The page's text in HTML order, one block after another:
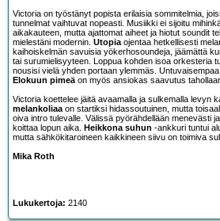
Victoria on työstänyt popista erilaisia sommitelmia,
tunnelmat vaihtuvat nopeasti. Musiikki ei sijoitu
aikakauteen, mutta ajattomat aiheet ja hiotut soundit
mielestäni modernin. Utopia ojentaa hetkellisesti
kaihoiskelmän savuisia yökerhosoundeja, jäämättä
tai surumielisyyteen. Loppua kohden isoa orkesteria
nousisi vielä yhden portaan ylemmäs.
Elokuun pimeä on myös ansiokas saavutus
Victoria koettelee jäitä avaamalla ja sulkemalla levyn
melankoliaa on startiksi hidassoutuinen, mutta
oiva intro tulevalle. Välissä pyörähdellään menevästi
koittaa lopun aika. Heikkona suhun -ankkuri tuntui
mutta sähkökitaroineen kaikkineen siivu on toimiva
Mika Roth
Lukukertoja: 2140